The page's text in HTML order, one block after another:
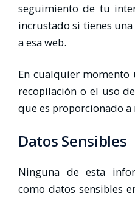
seguimiento de tu
incrustado si tienes
a esa web.
En cualquier
recopilación o el uso
que es proporcionado
Datos Sensibles
Ninguna de esta
como datos sensibles